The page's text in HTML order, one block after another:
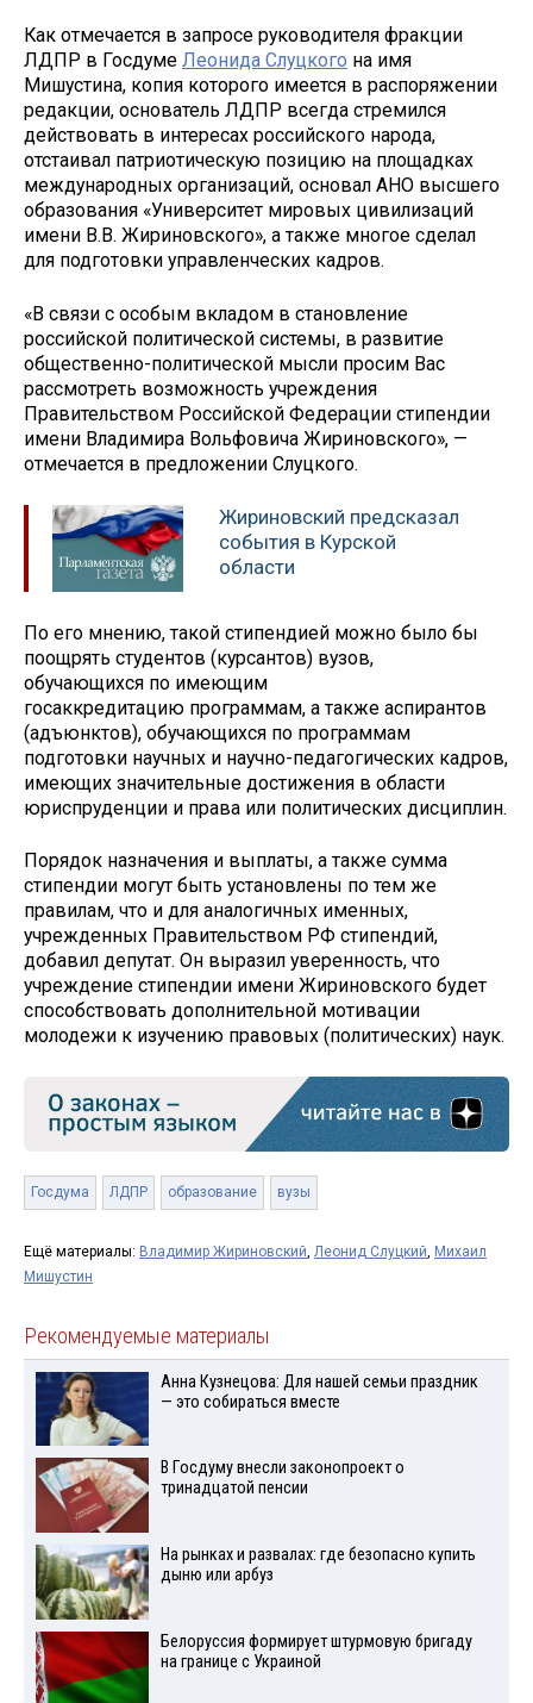
Как отмечается в запросе руководителя фракции
ЛДПР в Госдуме Леонида Слуцкого на имя
Мишустина, копия которого имеется в распоряжении
редакции, основатель ЛДПР всегда стремился
действовать в интересах российского народа,
отстаивал патриотическую позицию на площадках
международных организаций, основал АНО высшего
образования «Университет мировых цивилизаций
имени В.В. Жириновского», а также многое сделал
для подготовки управленческих кадров.
«В связи с особым вкладом в становление
российской политической системы, в развитие
общественно-политической мысли просим Вас
рассмотреть возможность учреждения
Правительством Российской Федерации стипендии
имени Владимира Вольфовича Жириновского», —
отмечается в предложении Слуцкого.
Жириновский предсказал
события в Курской
области
По его мнению, такой стипендией можно было бы
поощрять студентов (курсантов) вузов,
обучающихся по имеющим
госаккредитацию программам, а также аспирантов
(адъюнктов), обучающихся по программам
подготовки научных и научно-педагогических кадров,
имеющих значительные достижения в области
юриспруденции и права или политических дисциплин.
Порядок назначения и выплаты, а также сумма
стипендии могут быть установлены по тем же
правилам, что и для аналогичных именных,
учрежденных Правительством РФ стипендий,
добавил депутат. Он выразил уверенность, что
учреждение стипендии имени Жириновского будет
способствовать дополнительной мотивации
молодежи к изучению правовых (политических) наук.
Госдума ЛДПР образование вузы
Ещё материалы: Владимир Жириновский Леонид Слуцкий Михаил
Мишустин
Рекомендуемые материалы
Анна Кузнецова: Для нашей семьи праздник
— это собираться вместе
В Госдуму внесли законопроект о
тринадцатой пенсии
На рынках и развалах: где безопасно купить
дыню или арбуз
Белоруссия формирует штурмовую бригаду
на границе с Украиной